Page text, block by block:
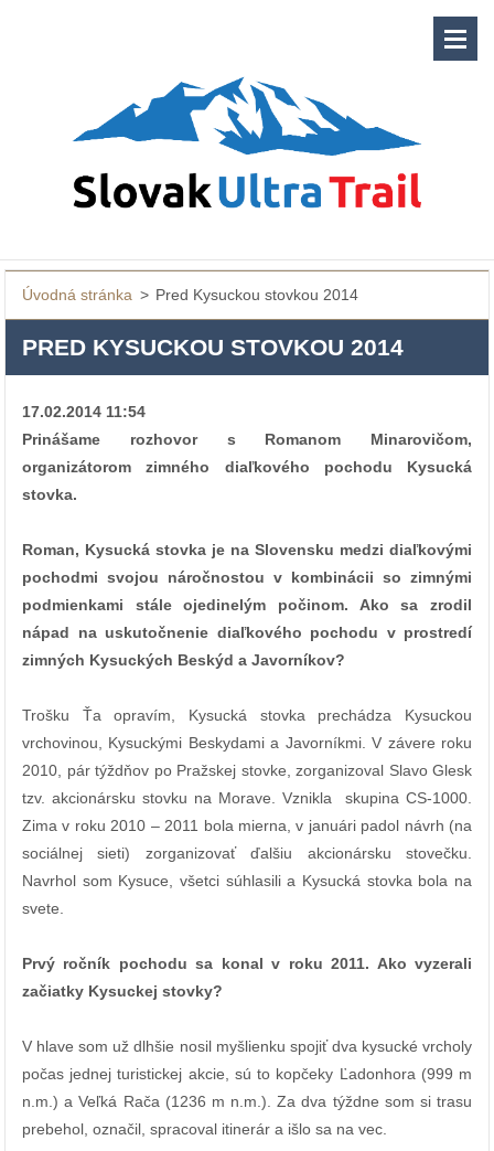
Úvodná stránka > Pred Kysuckou stovkou 2014
PRED KYSUCKOU STOVKOU 2014
17.02.2014 11:54
Prinášame rozhovor s Romanom Minarovičom,
organizátorom zimného diaľkového pochodu Kysucká
stovka.
Roman, Kysucká stovka je na Slovensku medzi diaľkovými
pochodmi svojou náročnostou v kombinácii so zimnými
podmienkami stále ojedinelým počinom. Ako sa zrodil
nápad na uskutočnenie diaľkového pochodu v prostredí
zimných Kysuckých Beskýd a Javorníkov?
Trošku Ťa opravím, Kysucká stovka prechádza Kysuckou
vrchovinou, Kysuckými Beskydami a Javorníkmi. V závere roku
2010, pár týždňov po Pražskej stovke, zorganizoval Slavo Glesk
tzv. akcionársku stovku na Morave. Vznikla skupina CS-1000.
Zima v roku 2010 – 2011 bola mierna, v januári padol návrh (na
sociálnej sieti) zorganizovať ďalšiu akcionársku stovečku.
Navrhol som Kysuce, všetci súhlasili a Kysucká stovka bola na
svete.
Prvý ročník pochodu sa konal v roku 2011. Ako vyzerali
začiatky Kysuckej stovky?
V hlave som už dlhšie nosil myšlienku spojiť dva kysucké vrcholy
počas jednej turistickej akcie, sú to kopčeky Ľadonhora (999 m
n.m.) a Veľká Rača (1236 m n.m.). Za dva týždne som si trasu
prebehol, označil, spracoval itinerár a išlo sa na vec.